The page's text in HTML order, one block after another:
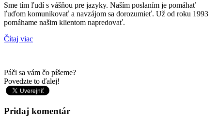
Sme tím ľudí s vášňou pre jazyky. Naším poslaním je pomáhať
ľuďom komunikovať a navzájom sa dorozumieť. Už od roku 1993
pomáhame našim klientom napredovať.
Čítaj viac
Páči sa vám čo píšeme?
Povedzte to ďalej!
Pridaj komentár